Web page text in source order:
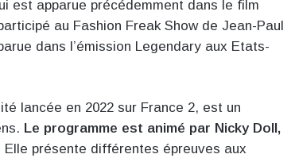
est apparue précédemment dans le film
au Fashion Freak Show de Jean-Paul
dans l’émission Legendary aux Etats-
lancée en 2022 sur France 2, est un
Le programme est animé par Nicky Doll,
Elle présente différentes épreuves aux